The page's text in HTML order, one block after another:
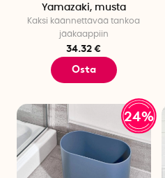
Yamazaki, musta
Kaksi käännettävää tankoa
jääkaappiin
34.32 €
Osta
24%